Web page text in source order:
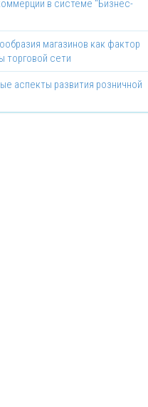
в системе "Бизнес-
магазинов как фактор
торговой сети
аспекты развития розничной